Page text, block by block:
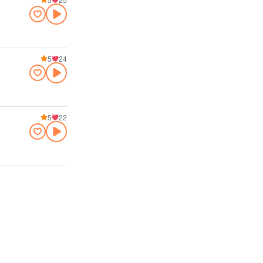
5 24
5 22